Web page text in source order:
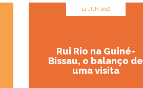
14 JUN 2018
Rui Rio na Guiné-
Bissau, o balanço de
uma visita